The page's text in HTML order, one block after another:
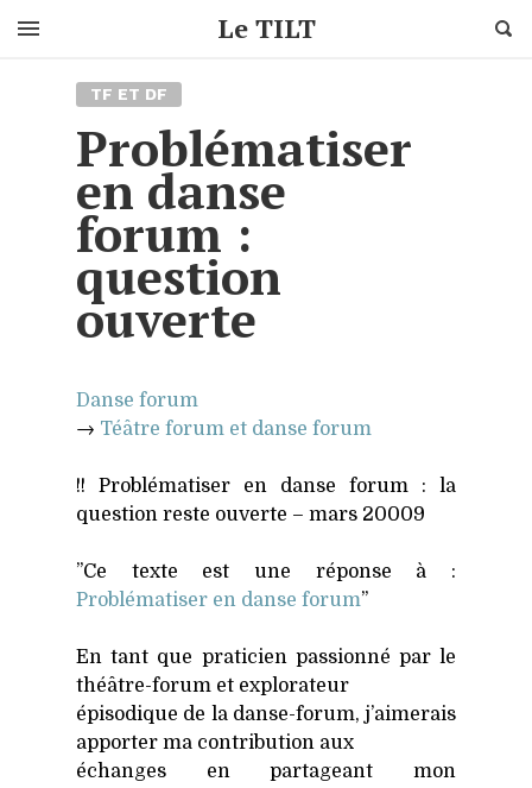
Le TILT
TF ET DF
Problématiser
en danse
forum :
question
ouverte
Danse forum
→ Téâtre forum et danse forum
!! Pro­blé­ma­ti­ser en danse forum : la
ques­tion reste ouverte – mars 20009
’’Ce texte est une réponse à :
Pro­blé­ma­ti­ser en danse forum’’
En tant que pra­ti­cien pas­sion­né par le
théâtre-forum et explo­ra­teur
épi­so­dique de la danse-forum, j’aimerais
appor­ter ma contri­bu­tion aux
échanges en par­ta­geant mon